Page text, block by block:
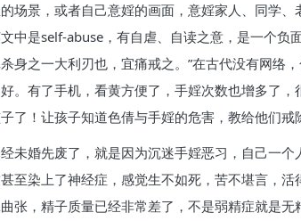
场景，或者自己意婬的画面，意婬家人、同学
中是self-abuse，有自虐、自读之意，是一个
身之一大利刃也，宜痛戒之。”在古代没有网络
。有了手机，看黄方便了，手婬次数也增多了
了！让孩子知道色倩与手婬的危害，教给他们
未婚先废了，就是因为沉迷手婬恶习，自己一
至染上了神经症，感觉生不如死，苦不堪言，
张，精子质量已经非常差了，不是弱精症就是